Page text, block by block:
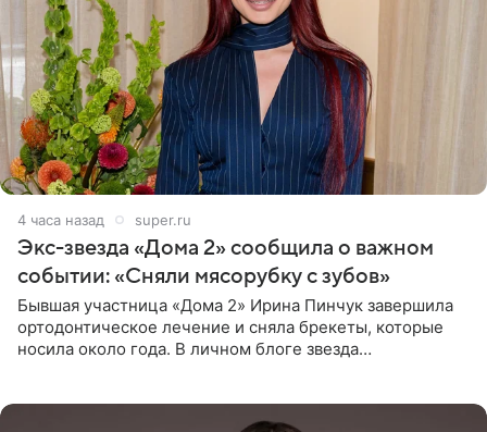
4 часа назад super.ru
Экс-звезда «Дома 2» сообщила о важном
событии: «Сняли мясорубку с зубов»
Бывшая участница «Дома 2» Ирина Пинчук завершила
ортодонтическое лечение и сняла брекеты, которые
носила около года. В личном блоге звезда